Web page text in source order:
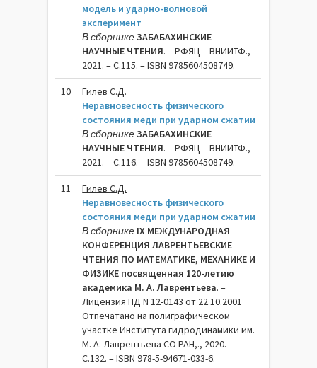
модель и ударно-волновой
эксперимент
В сборникеЗАБАБАХИНСКИЕ
НАУЧНЫЕ ЧТЕНИЯ. – РФЯЦ – ВНИИТФ.,
2021. – C.115. – ISBN 9785604508749.
10
Гилев С.Д.
Неравновесность физического
состояния меди при ударном сжатии
В сборникеЗАБАБАХИНСКИЕ
НАУЧНЫЕ ЧТЕНИЯ. – РФЯЦ – ВНИИТФ.,
2021. – C.116. – ISBN 9785604508749.
11
Гилев С.Д.
Неравновесность физического
состояния меди при ударном сжатии
В сборнике IX МЕЖДУНАРОДНАЯ
КОНФЕРЕНЦИЯ ЛАВРЕНТЬЕВСКИЕ
ЧТЕНИЯ ПО МАТЕМАТИКЕ, МЕХАНИКЕ И
ФИЗИКЕ посвященная 120-летию
академика М. А. Лаврентьева. –
Лицензия ПД N 12-0143 от 22.10.2001
Отпечатано на полиграфическом
участке Института гидродинамики им.
М. А. Лаврентьева СО РАН,., 2020. –
C.132. – ISBN 978-5-94671-033-6.